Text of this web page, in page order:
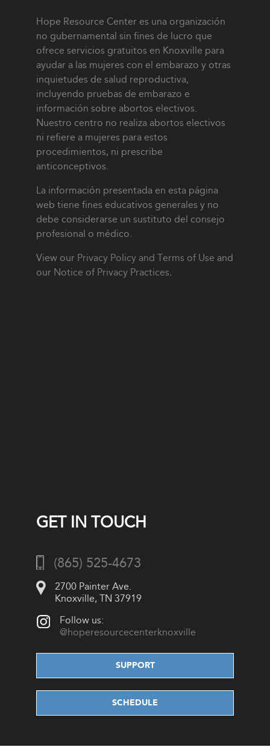
Hope Resource Center es una organización
no gubernamental sin fines de lucro que
ofrece servicios gratuitos en Knoxville para
ayudar a las mujeres con el embarazo y otras
inquietudes de salud reproductiva,
incluyendo pruebas de embarazo e
información sobre abortos electivos.
Nuestro centro no realiza abortos electivos
ni refiere a mujeres para estos
procedimientos, ni prescribe
anticonceptivos.
La información presentada en esta página
web tiene fines educativos generales y no
debe considerarse un sustituto del consejo
profesional o médico.
View our Privacy Policy and Terms of Use and
our Notice of Privacy Practices
GET IN TOUCH
(865) 525-4673
2700 Painter Ave.
Knoxville, TN 37919
Follow us:
@hoperesourcecenterknoxville
SUPPORT
SCHEDULE